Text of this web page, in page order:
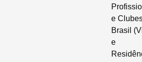
e
Brasil
e